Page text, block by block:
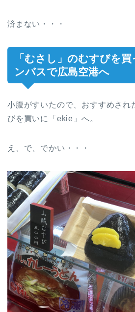
済まない・・・
「むさし」のむすびを
ンバスで広島空港へ
小腹がすいたので、おすすめされ
びを買いに「ekie」へ。
え、で、でかい・・・